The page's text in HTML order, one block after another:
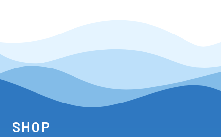
SHOP